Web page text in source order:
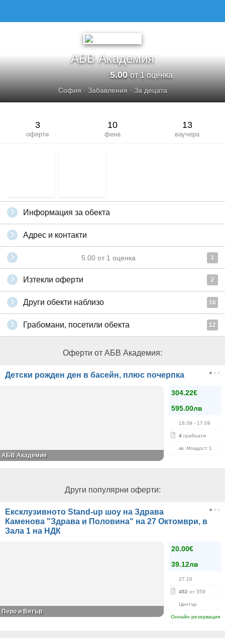
АБВ Академия
5.00от 1 оценка
София· Забавления· За децата
3
оферти
10
фена
13
ваучера
Информация за обекта
Адрес и контакти
5.00 от 1 оценка 1
Изтекли оферти 2
Други обекти наблизо 16
Грабомани, посетили обекта 12
Оферти от АБВ Академия:
Детски рожден ден в басейн, плюс почерпка
304.22€
595.00лв
18.09 - 17.09
4 грабнати
кв. Младост 1
АБВ Академия
Други популярни оферти:
Ексклузивното Stand-up шоу на Здрава
Каменова "Здрава и Половина" на 27 Октомври, в
Зала 1 на НДК
20.00€
39.12лв
27.10
452 от 559
Център
Онлайн резервация
Перо и Вятър